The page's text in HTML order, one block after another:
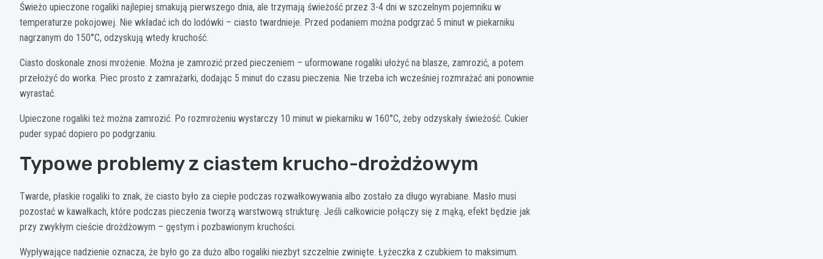
Świeżo upieczone rogaliki najlepiej smakują pierwszego dnia, ale trzymają świeżość przez 3-4 dni w szczelnym pojemniku w
temperaturze pokojowej. Nie wkładać ich do lodówki – ciasto twardnieje. Przed podaniem można podgrzać 5 minut w piekarniku
nagrzanym do 150°C, odzyskują wtedy kruchość.
Ciasto doskonale znosi mrożenie. Można je zamrozić przed pieczeniem – uformowane rogaliki ułożyć na blasze, zamrozić, a potem
przełożyć do worka. Piec prosto z zamrażarki, dodając 5 minut do czasu pieczenia. Nie trzeba ich wcześniej rozmrażać ani ponownie
wyrastać.
Upieczone rogaliki też można zamrozić. Po rozmrożeniu wystarczy 10 minut w piekarniku w 160°C, żeby odzyskały świeżość. Cukier
puder sypać dopiero po podgrzaniu.
Typowe problemy z ciastem krucho-drożdżowym
Twarde, płaskie rogaliki to znak, że ciasto było za ciepłe podczas rozwałkowywania albo zostało za długo wyrabiane. Masło musi
pozostać w kawałkach, które podczas pieczenia tworzą warstwową strukturę. Jeśli całkowicie połączy się z mąką, efekt będzie jak
przy zwykłym cieście drożdżowym – gęstym i pozbawionym kruchości.
Wypływające nadzienie oznacza, że było go za dużo albo rogaliki niezbyt szczelnie zwinięte. Łyżeczka z czubkiem to maksimum.